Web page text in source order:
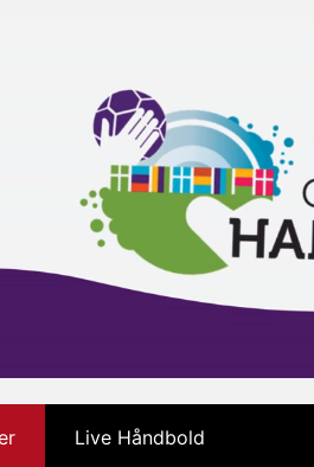
Live Håndbold